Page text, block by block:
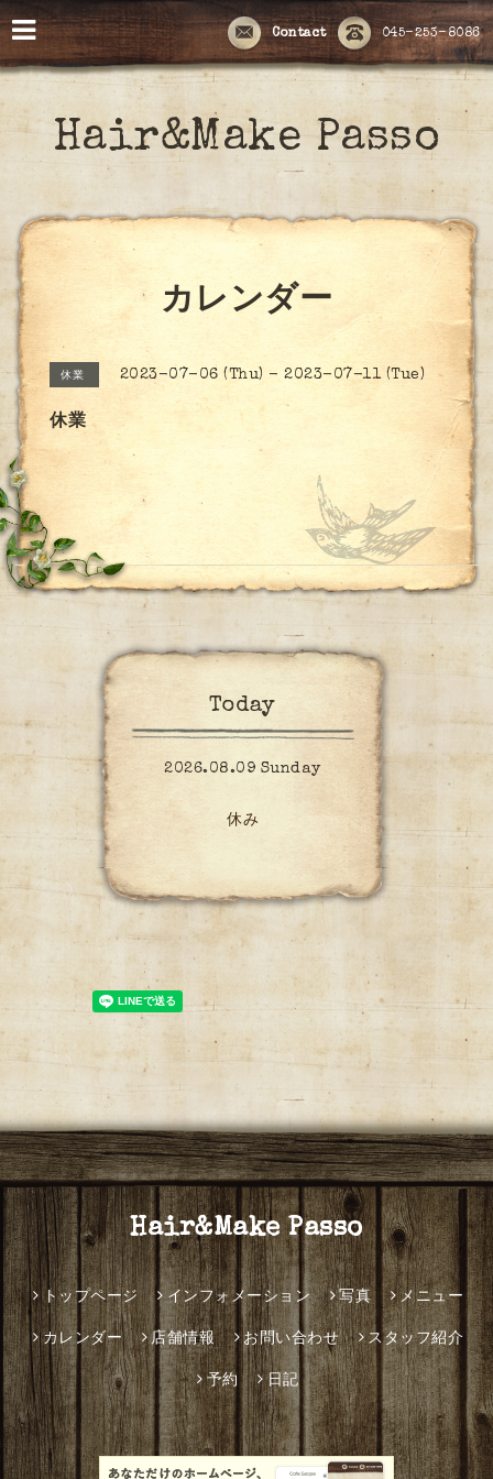
045-253-8086
Contact
Hair&Make Passo
カレンダー
休業 2023-07-06 (Thu) - 2023-07-11 (Tue)
休業
Today
2026.08.09 Sunday
休み
Hair&Make Passo
トップページ インフォメーション 写真 メニュー
カレンダー 店舗情報 お問い合わせ スタッフ紹介
予約 日記